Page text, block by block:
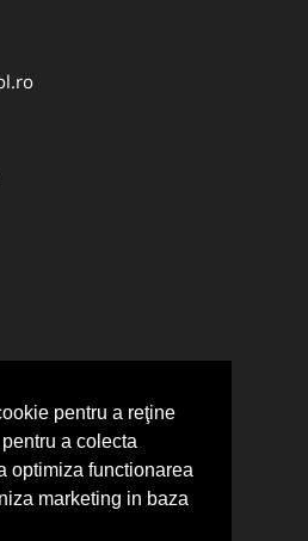
pentru a reţine
a colecta
optimiza functionarea
marketing in baza